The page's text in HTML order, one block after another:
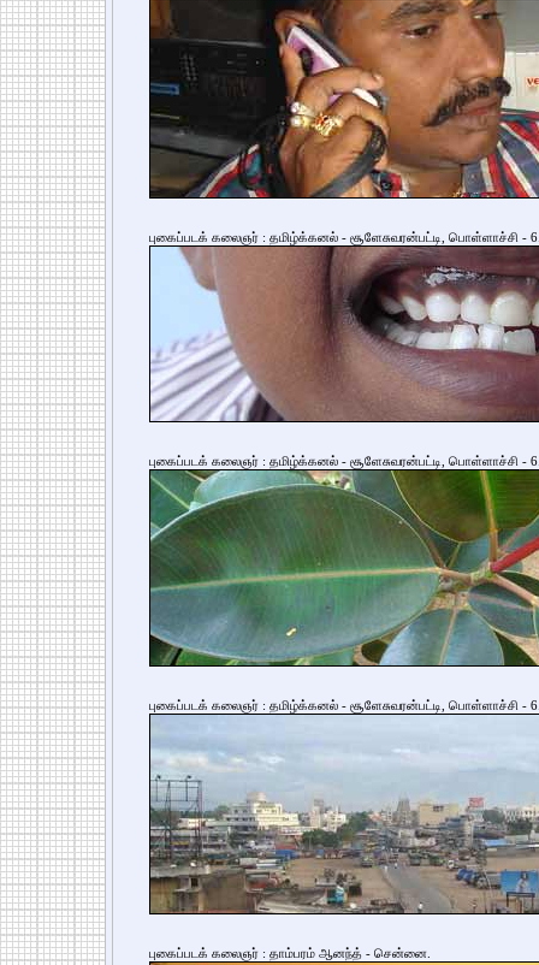
புகைப்படக் கலைஞர் : தமிழ்க்கனல் - சூளேசுவரன்பட்டி, பொள்ளாச்சி -
புகைப்படக் கலைஞர் : தமிழ்க்கனல் - சூளேசுவரன்பட்டி, பொள்ளாச்சி -
புகைப்படக் கலைஞர் : தமிழ்க்கனல் - சூளேசுவரன்பட்டி, பொள்ளாச்சி -
புகைப்படக் கலைஞர் : தாம்பரம் ஆனந்த் - சென்னை.